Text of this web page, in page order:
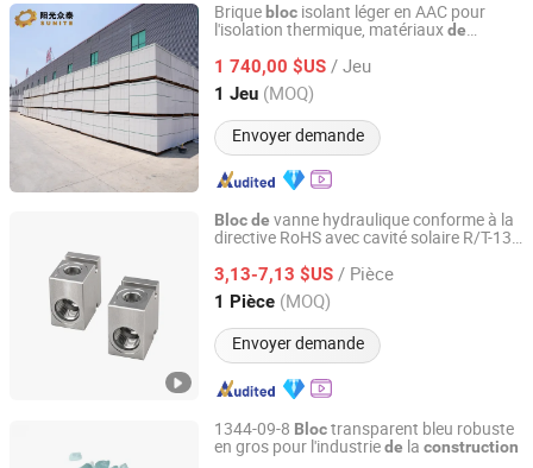
Brique bloc isolant léger en AAC pour
l'isolation thermique, matériauxde
1 740,00 $US / Jeu
1 Jeu (MOQ)
Envoyer demande
Shandong Sunite Machinery Co., Ltd.
Shandong, China Depuis 2014
Blocde vanne hydraulique conforme à la
directive RoHS avec cavité solaire R/T-13A
construction
3,13-7,13 $US / Pièce
1 Pièce (MOQ)
Envoyer demande
Dongguan Zhongwei Metal Products Co., Ltd.
Guangdong, China Depuis 2024
1344-09-8 Bloctransparent bleu robuste
en gros pour l'industriede la construction
Linyi City Xidi Auxiliary Co., Ltd.